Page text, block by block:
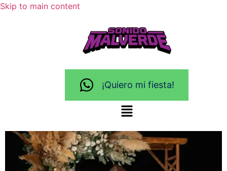
Skip to main content
¡Quiero mi fiesta!